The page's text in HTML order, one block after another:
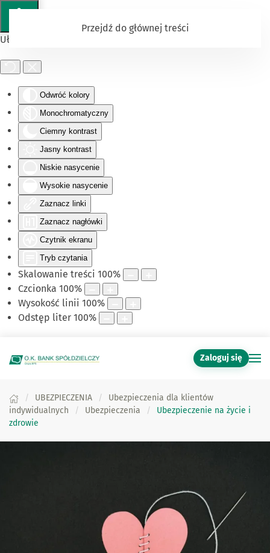
Ułatwienia dostępu
Odwróć kolory
Monochromatyczny
Ciemny kontrast
Jasny kontrast
Niskie nasycenie
Wysokie nasycenie
Zaznacz linki
Zaznacz nagłówki
Czytnik ekranu
Tryb czytania
Skalowanie treści 100%
Czcionka 100%
Wysokość linii 100%
Odstęp liter 100%
Przejdź do głównej treści
Zaloguj się
UBEZPIECZENIA
Ubezpieczenia dla klientów
indywidualnych
Ubezpieczenia
Ubezpieczenie na życie i
zdrowie